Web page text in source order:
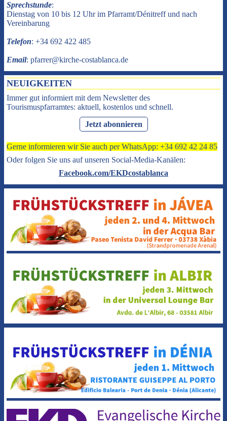
Sprechstunde:
Dienstag von 10 bis 12 Uhr im Pfarramt/Dénitreff und nach
Vereinbarung
Telefon: +34 692 422 485
Email: pfarrer@kirche-costablanca.de
NEUIGKEITEN
Immer gut informiert mit dem Newsletter des
Tourismuspfarramtes: aktuell, kostenlos und schnell.
Jetzt abonnieren
Gerne informieren wir Sie auch per WhatsApp: +34 692 42 24 85
Oder folgen Sie uns auf unseren Social-Media-Kanälen:
Facebook.com/EKDcostablanca